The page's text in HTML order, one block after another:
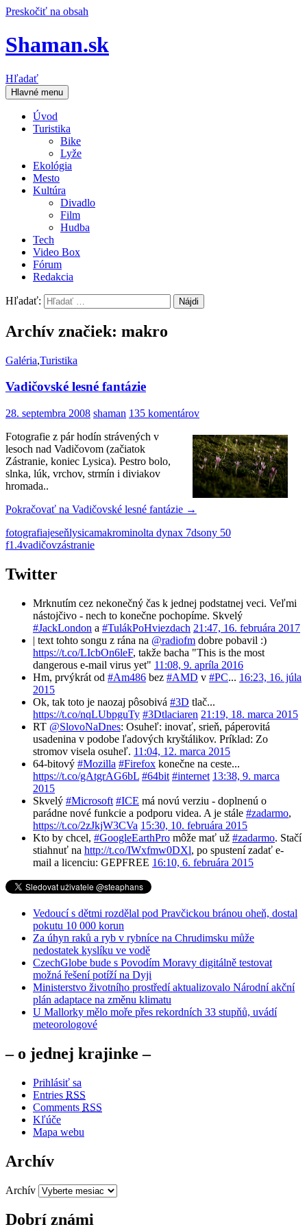
Preskočiť na obsah
Shaman.sk
Hľadať
Hlavné menu
Úvod
Turistika
Bike
Lyže
Ekológia
Mesto
Kultúra
Divadlo
Film
Hudba
Tech
Video Box
Fórum
Redakcia
Hľadať:
Archív značiek: makro
Galéria,Turistika
Vadičovské lesné fantázie
28. septembra 2008 shaman 135 komentárov
Fotografie z pár hodín strávených v
lesoch nad Vadičovom (začiatok
Zástranie, koniec Lysica). Pestro bolo,
slnka, lúk, vrchov, strmín i diviakov
hromada..
Pokračovať na Vadičovské lesné fantázie →
fotografiajeseňlysicamakrominolta dynax 7dsony 50
f1.4vadičovzástranie
Twitter
Mrknutím cez nekonečný čas k jednej podstatnej veci. Veľmi
nástojčivo - nech to konečne pochopíme. Skvelý
#JackLondon a #TulákPoHviezdach 21:47, 16. februára 2017
| text tohto songu z rána na @radiofm dobre pobavil :)
https://t.co/LIcbOn6leF, takže bacha "This is the most
dangerous e-mail virus yet" 11:08, 9. apríla 2016
Hm, prvýkrát od #Am486 bez #AMD v #PC... 16:23, 16. júla
2015
Ok, tak toto je naozaj pôsobivá #3D tlač...
https://t.co/nqLUbpguTy #3Dtlaciaren 21:19, 18. marca 2015
RT @SlovoNaDnes: Osuheľ: inovať, srieň, páperovitá
usadenina v podobe ľadových kryštálikov. Príklad: Zo
stromov visela osuheľ. 11:04, 12. marca 2015
64-bitový #Mozilla #Firefox konečne na ceste...
https://t.co/gAtgrAG6bL #64bit #internet 13:38, 9. marca
2015
Skvelý #Microsoft #ICE má novú verziu - doplnenú o
parádne nové funkcie a podporu videa. A je stále #zadarmo,
https://t.co/2zJkjW3CVa 15:30, 10. februára 2015
Kto by chcel, #GoogleEarthPro môže mať už #zadarmo. Stačí
stiahnuť na http://t.co/IWxfmw0DXl, po spustení zadať e-
mail a licenciu: GEPFREE 16:10, 6. februára 2015
Vedoucí s dětmi rozdělal pod Pravčickou bránou oheň, dostal
pokutu 10 000 korun
Za úhyn raků a ryb v rybníce na Chrudimsku může
nedostatek kyslíku ve vodě
CzechGlobe bude s Povodím Moravy digitálně testovat
možná řešení potíží na Dyji
Ministerstvo životního prostředí aktualizovalo Národní akční
plán adaptace na změnu klimatu
U Mallorky mělo moře přes rekordních 33 stupňů, uvádí
meteorologové
– o jednej krajinke –
Prihlásiť sa
Entries RSS
Comments RSS
Kľúče
Mapa webu
Archív
Archív
Dobrí známi